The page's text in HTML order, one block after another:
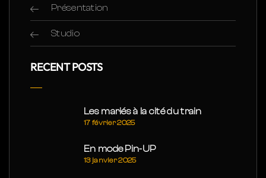
Présentation
Studio
RECENT POSTS
Les mariés à la cité du train
17 février 2025
En mode Pin-UP
13 janvier 2025